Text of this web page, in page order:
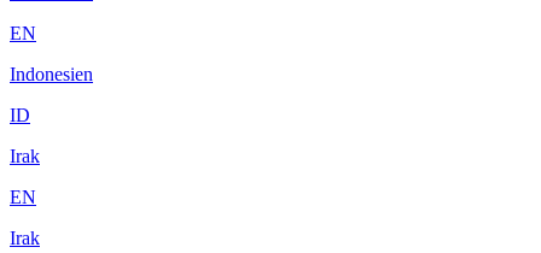
EN
Indonesien
ID
Irak
EN
Irak